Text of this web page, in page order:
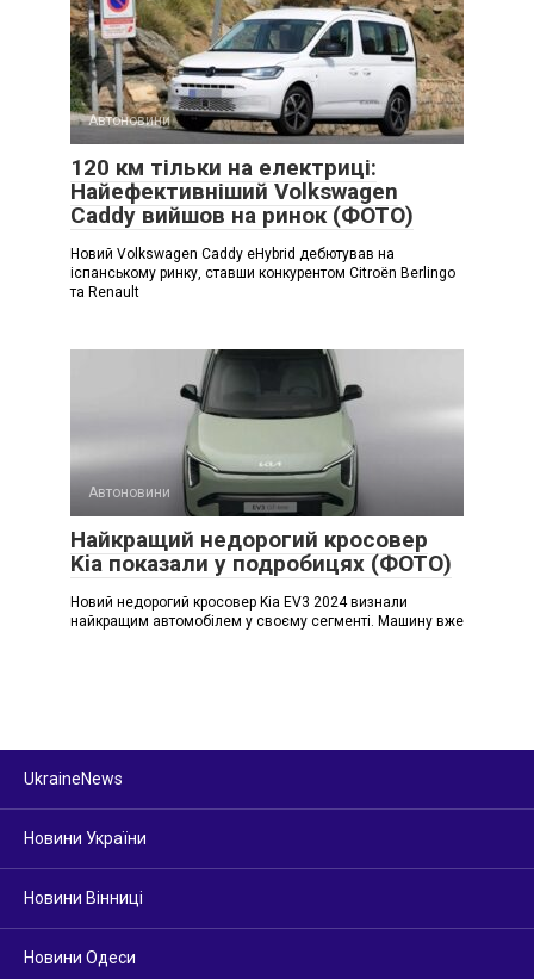
Автоновини
120 км тільки на електриці:
Найефективніший Volkswagen
Caddy вийшов на ринок (ФОТО)
Новий Volkswagen Caddy eHybrid дебютував на
іспанському ринку, ставши конкурентом Citroën Berlingo
та Renault
Автоновини
Найкращий недорогий кросовер
Kia показали у подробицях (ФОТО)
Новий недорогий кросовер Kia EV3 2024 визнали
найкращим автомобілем у своєму сегменті. Машину вже
UkraineNews
Новини України
Новини Вінниці
Новини Одеси